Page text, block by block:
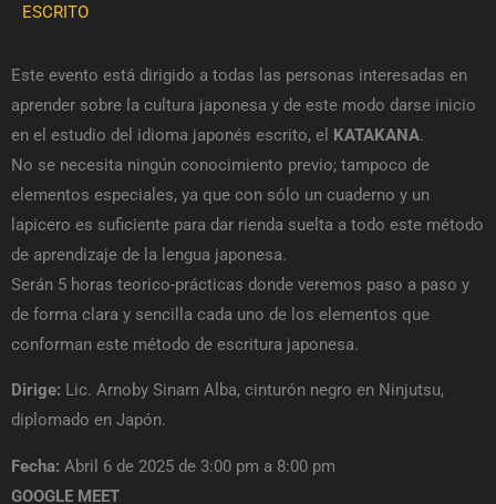
ESCRITO
Este evento está dirigido a todas las personas interesadas en
aprender sobre la cultura japonesa y de este modo darse inicio
en el estudio del idioma japonés escrito, el KATAKANA.
No se necesita ningún conocimiento previo; tampoco de
elementos especiales, ya que con sólo un cuaderno y un
lapicero es suficiente para dar rienda suelta a todo este método
de aprendizaje de la lengua japonesa.
Serán 5 horas teorico-prácticas donde veremos paso a paso y
de forma clara y sencilla cada uno de los elementos que
conforman este método de escritura japonesa.
Dirige: Lic. Arnoby Sinam Alba, cinturón negro en Ninjutsu,
diplomado en Japón.
Fecha: Abril 6 de 2025 de 3:00 pm a 8:00 pm
GOOGLE MEET